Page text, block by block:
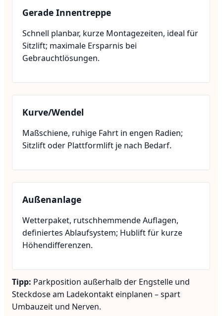
Gerade Innentreppe
Schnell planbar, kurze Montagezeiten, ideal für
Sitzlift; maximale Ersparnis bei
Gebrauchtlösungen.
Kurve/Wendel
Maßschiene, ruhige Fahrt in engen Radien;
Sitzlift oder Plattformlift je nach Bedarf.
Außenanlage
Wetterpaket, rutschhemmende Auflagen,
definiertes Ablaufsystem; Hublift für kurze
Höhendifferenzen.
Tipp: Parkposition außerhalb der Engstelle und
Steckdose am Ladekontakt einplanen – spart
Umbauzeit und Nerven.